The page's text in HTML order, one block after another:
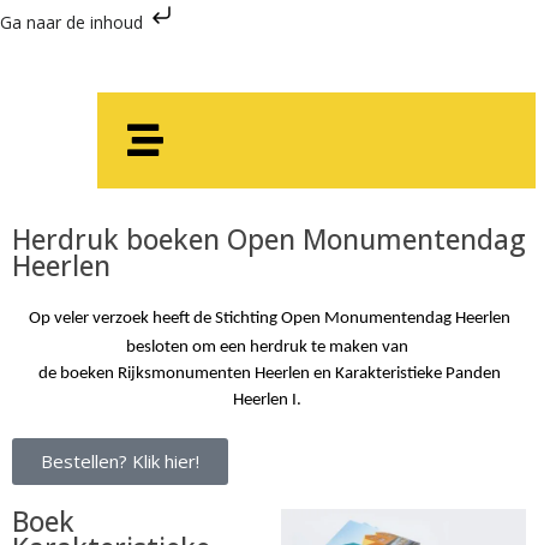
Ga naar de inhoud
Herdruk boeken Open Monumentendag
Heerlen
Op veler verzoek heeft de Stichting Open Monumentendag Heerlen
besloten om een herdruk te maken van
de boeken Rijksmonumenten Heerlen en Karakteristieke Panden
Heerlen I.
Bestellen? Klik hier!
Boek